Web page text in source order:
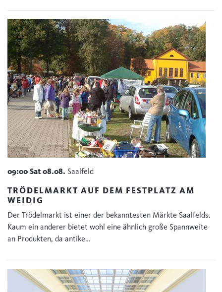
09:00 Sat 08.08. Saalfeld
TRÖDELMARKT AUF DEM FESTPLATZ AM
WEIDIG
Der Trödelmarkt ist einer der bekanntesten Märkte Saalfelds.
Kaum ein anderer bietet wohl eine ähnlich große Spannweite
an Produkten, da antike…